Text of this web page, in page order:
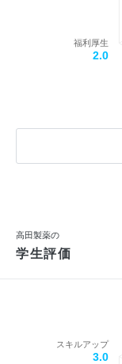
福利厚生
2.0
高田製薬の
学生評価
スキルアップ
3.0